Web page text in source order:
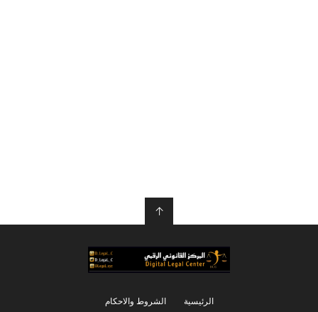
↑
الرئيسية الشروط والاحكام